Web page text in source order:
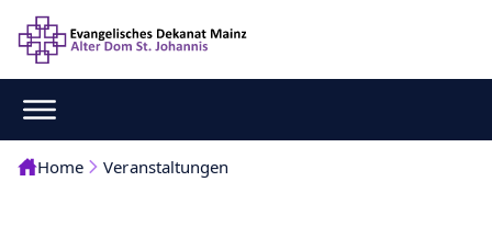
Home Veranstaltungen